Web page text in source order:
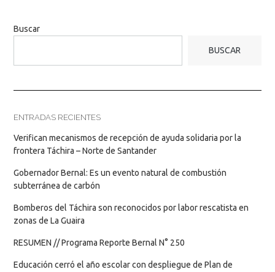
Buscar
BUSCAR
ENTRADAS RECIENTES
Verifican mecanismos de recepción de ayuda solidaria por la
frontera Táchira – Norte de Santander
Gobernador Bernal: Es un evento natural de combustión
subterránea de carbón
Bomberos del Táchira son reconocidos por labor rescatista en
zonas de La Guaira
RESUMEN // Programa Reporte Bernal N° 250
Educación cerró el año escolar con despliegue de Plan de